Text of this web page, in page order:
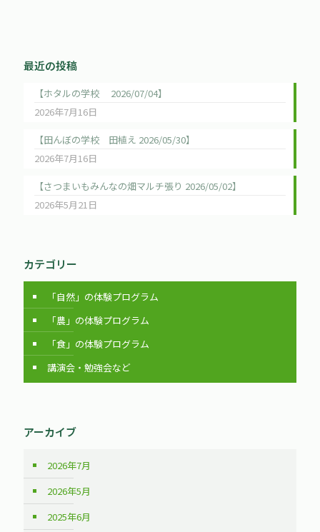
最近の投稿
【ホタルの学校 2026/07/04】
2026年7月16日
【田んぼの学校 田植え 2026/05/30】
2026年7月16日
【さつまいもみんなの畑マルチ張り 2026/05/02】
2026年5月21日
カテゴリー
「自然」の体験プログラム
「農」の体験プログラム
「食」の体験プログラム
講演会・勉強会など
アーカイブ
2026年7月
2026年5月
2025年6月